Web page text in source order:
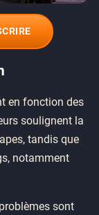
en fonction des
soulignent la
tandis que
notamment
sont